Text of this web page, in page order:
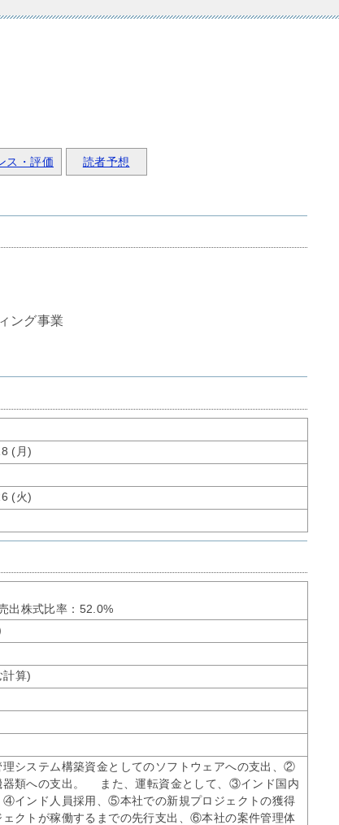
ス・評価 読者予想
ング事業
(月)
(火)
出株式比率：52.0%
計算)
システム構築資金としてのソフトウェアへの支出、②
器類への支出。 また、運転資金として、③インド国内
インド人員採用、⑤本社での新規プロジェクトの獲得
クトが稼働するまでの先行支出、⑥本社の案件管理体